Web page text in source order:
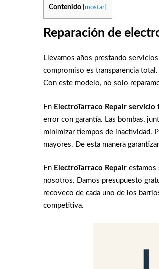
Contenido mostar
Reparación de
Llevamos años prestando
compromiso es transparencia
Con este modelo, no solo
En ElectroTarraco Repair servicio
error con garantía. Las bombas,
minimizar tiempos de inactividad.
mayores. De esta manera
En ElectroTarraco Repair estamos
nosotros. Damos presupuesto
recoveco de cada uno de los
competitiva.